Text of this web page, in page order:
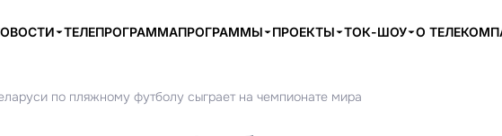
ТЕЛЕПРОГРАММАПРОГРАММЫ ПРОЕКТЫ ТОК-ШОУ О
по пляжному футболу сыграет на чемпионате мира